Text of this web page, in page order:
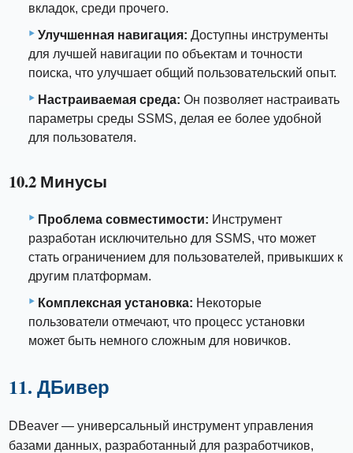
вкладок, среди прочего.
Улучшенная навигация: Доступны инструменты
для лучшей навигации по объектам и точности
поиска, что улучшает общий пользовательский опыт.
Настраиваемая среда: Он позволяет настраивать
параметры среды SSMS, делая ее более удобной
для пользователя.
10.2 Минусы
Проблема совместимости: Инструмент
разработан исключительно для SSMS, что может
стать ограничением для пользователей, привыкших к
другим платформам.
Комплексная установка: Некоторые
пользователи отмечают, что процесс установки
может быть немного сложным для новичков.
11. ДБивер
DBeaver — универсальный инструмент управления
базами данных, разработанный для разработчиков,